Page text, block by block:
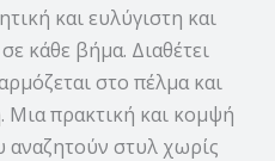
και ευλύγιστη και
κάθε βήμα. Διαθέτει
στο πέλμα και
Μια πρακτική και κομψή
αναζητούν στυλ χωρίς